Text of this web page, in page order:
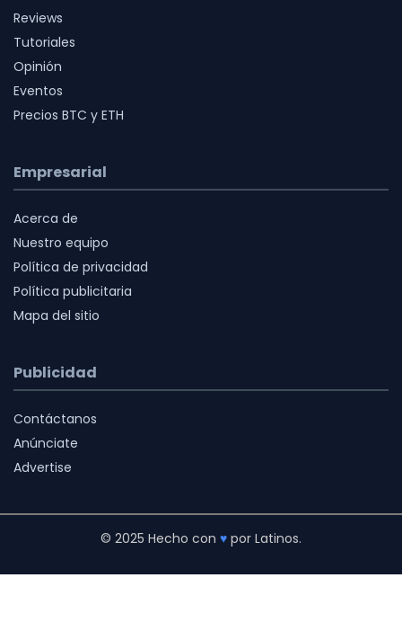
Reviews
Tutoriales
Opinión
Eventos
Precios BTC y ETH
Empresarial
Acerca de
Nuestro equipo
Política de privacidad
Política publicitaria
Mapa del sitio
Publicidad
Contáctanos
Anúnciate
Advertise
© 2025 Hecho con ♥ por Latinos.